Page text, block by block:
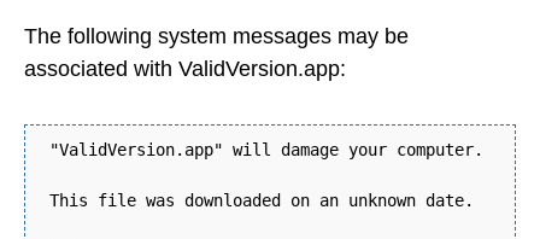
The following system messages may be
associated with ValidVersion.app:
"ValidVersion.app" will damage your computer.
This file was downloaded on an unknown date.